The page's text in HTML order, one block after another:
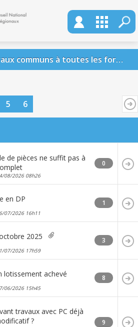
Aspects procéduraux communs à toutes les formalités d'urbanisme
5 6
de pièces ne suffit pas à
08/2026 08h26
0
en DP
07/2026 16h11
1
2025
07/2026 17h59
3
lotissement achevé
06/2026 15h45
8
travaux avec PC déjà
?
9